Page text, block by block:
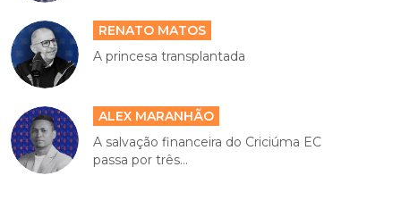
RENATO MATOS
A princesa transplantada
ALEX MARANHÃO
A salvação financeira do Criciúma EC
passa por três...